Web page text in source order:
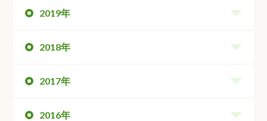
2019年
2018年
2017年
2016年